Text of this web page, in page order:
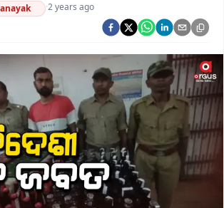
Argus Swaad Odisha
Argus Chalo Dekhein Apna Desh
·2 years ago